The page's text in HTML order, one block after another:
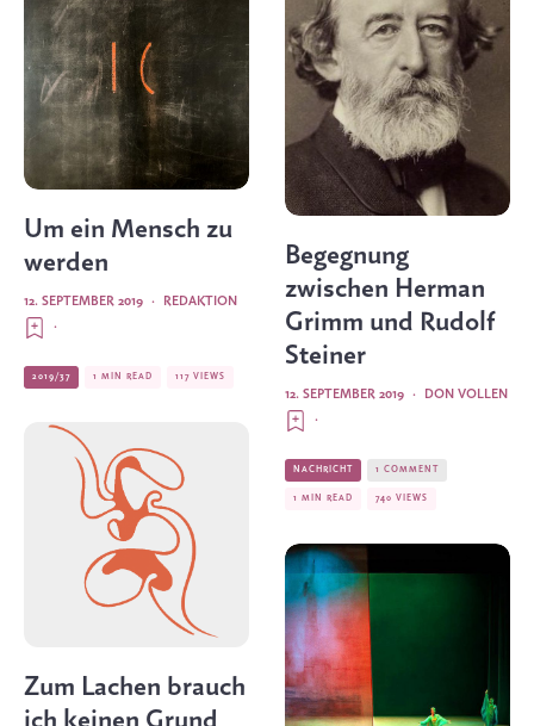
Um ein Mensch zu
werden
REDAKTION
·
12. SEPTEMBER 2019
·
2019/37 1 MIN READ 117 VIEWS
Zum Lachen brauch
Begegnung
zwischen Herman
Grimm und Rudolf
Steiner
DON VOLLEN
·
12. SEPTEMBER 2019
·
NACHRICHT 1 COMMENT
1 MIN READ 740 VIEWS